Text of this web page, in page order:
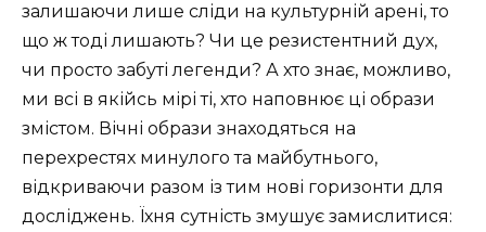
залишаючи лише сліди на культурній арені, то
що ж тоді лишають? Чи це резистентний дух,
чи просто забуті легенди? А хто знає, можливо,
ми всі в якійсь мірі ті, хто наповнює ці образи
змістом. Вічні образи знаходяться на
перехрестях минулого та майбутнього,
відкриваючи разом із тим нові горизонти для
досліджень. Їхня сутність змушує замислитися: